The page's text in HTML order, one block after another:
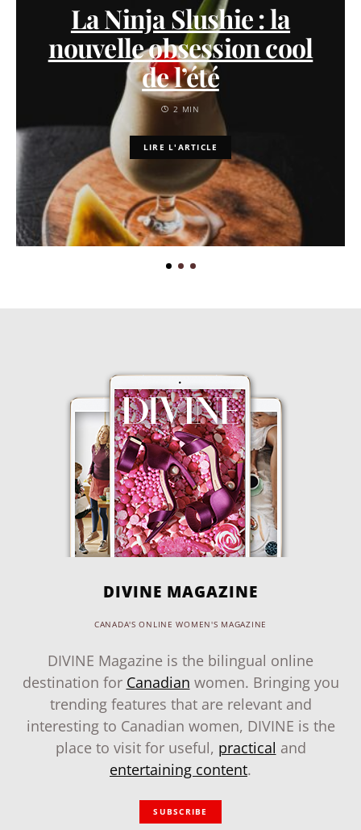
La Ninja Slushie : la
nouvelle obsession cool
de l’été
2 MIN
LIRE L'ARTICLE
DIVINE MAGAZINE
CANADA'S ONLINE WOMEN'S MAGAZINE
DIVINE Magazine is the bilingual online
destination for Canadian women. Bringing you
trending features that are relevant and
interesting to Canadian women, DIVINE is the
place to visit for useful, practical and
entertaining content.
SUBSCRIBE